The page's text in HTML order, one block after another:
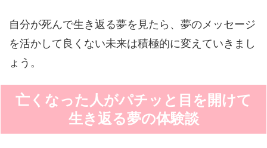
自分が死んで生き返る夢を見たら、夢のメッセージ
を活かして良くない未来は積極的に変えていきまし
ょう。
亡くなった人がパチッと目を開けて
生き返る夢の体験談